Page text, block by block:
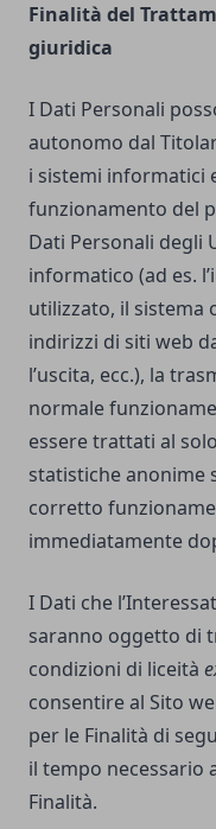
Finalità del
giuridica
I Dati Personali
autonomo dal
i sistemi informatici
funzionamento del
Dati Personali degli
informatico (ad es.
utilizzato, il sistema
indirizzi di siti web
l’uscita, ecc.), la
normale
essere trattati al
statistiche anonime
corretto
immediatamente
I Dati che
saranno oggetto di
condizioni di liceità
consentire al Sito
per le Finalità di
il tempo necessario
Finalità.